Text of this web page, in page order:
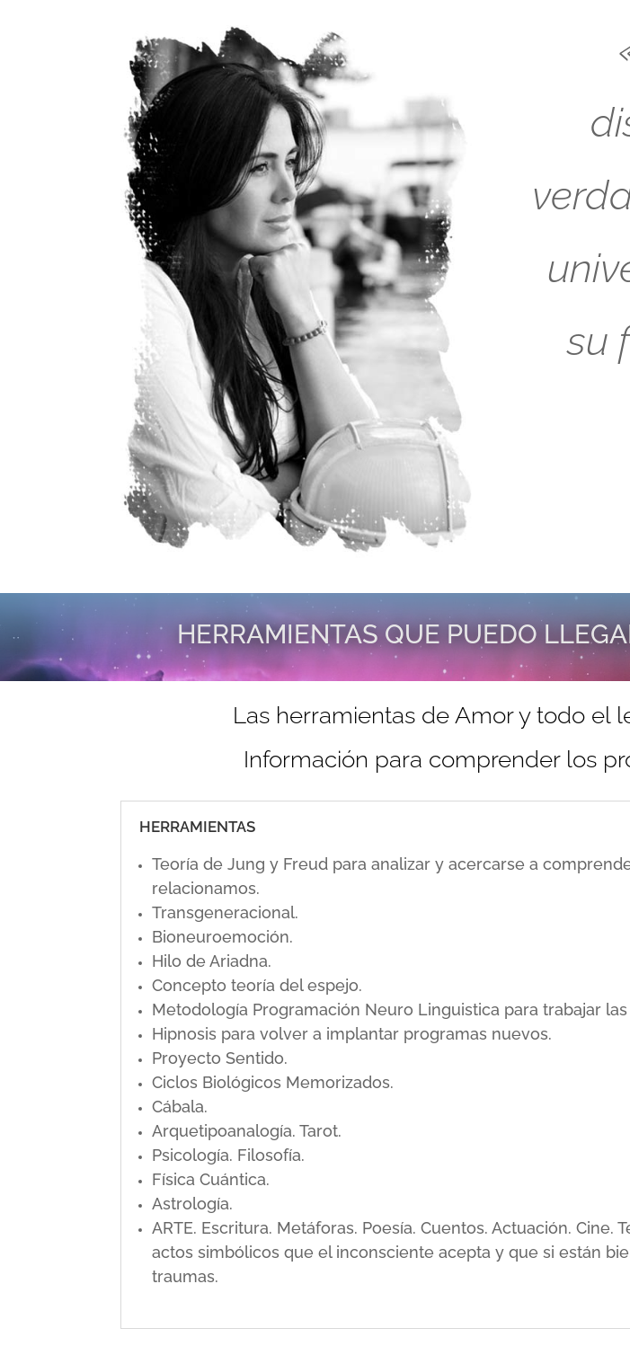
su
HERRAMIENTAS QUE PUEDO
Las herramientas de Amor y todo el
Información para comprender los
HERRAMIENTAS
Teoría de Jung y Freud para analizar y acercarse a
relacionamos.
Transgeneracional.
Bioneuroemoción.
Hilo de Ariadna.
Concepto teoría del espejo.
Metodología Programación Neuro Linguistica para trabajar las
Hipnosis para volver a implantar programas nuevos.
Proyecto Sentido.
Ciclos Biológicos Memorizados.
Cábala.
Arquetipoanalogía. Tarot.
Psicología. Filosofía.
Física Cuántica.
Astrología.
ARTE. Escritura. Metáforas. Poesía. Cuentos. Actuación.
actos simbólicos que el inconsciente acepta y que si están
traumas.